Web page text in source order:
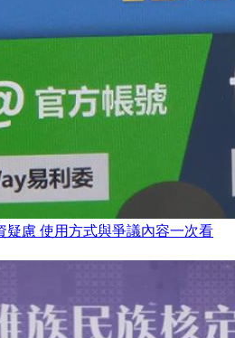
疑慮 使用方式與爭議內容一次看